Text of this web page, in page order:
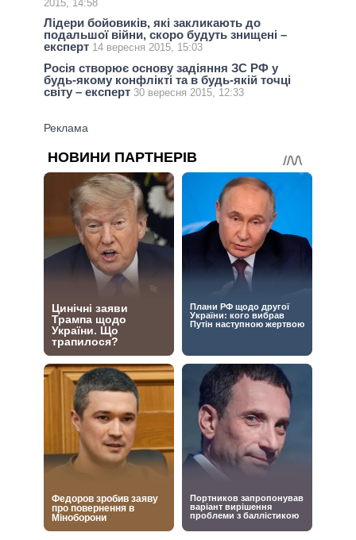
2015, 14:58
Лідери бойовиків, які закликають до
подальшої війни, скоро будуть знищені –
експерт 14 вересня 2015, 15:03
Росія створює основу задіяння ЗС РФ у
будь-якому конфлікті та в будь-якій точці
світу – експерт 30 вересня 2015, 12:33